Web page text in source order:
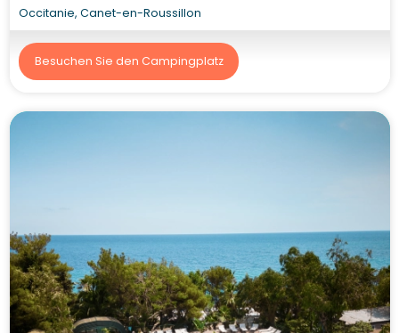
Occitanie, Canet-en-Roussillon
Besuchen Sie den Campingplatz